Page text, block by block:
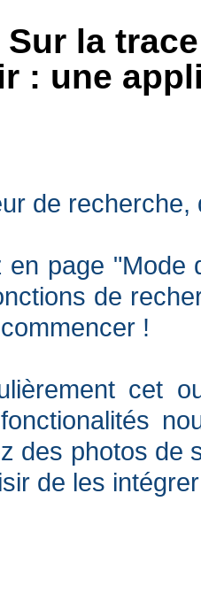
Sur la
: une
de
page "Mode
de
!
cet
des photos
de les